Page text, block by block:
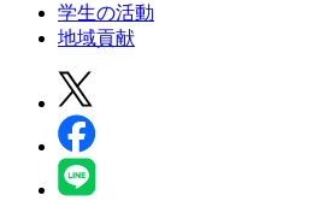
学生の活動
地域貢献